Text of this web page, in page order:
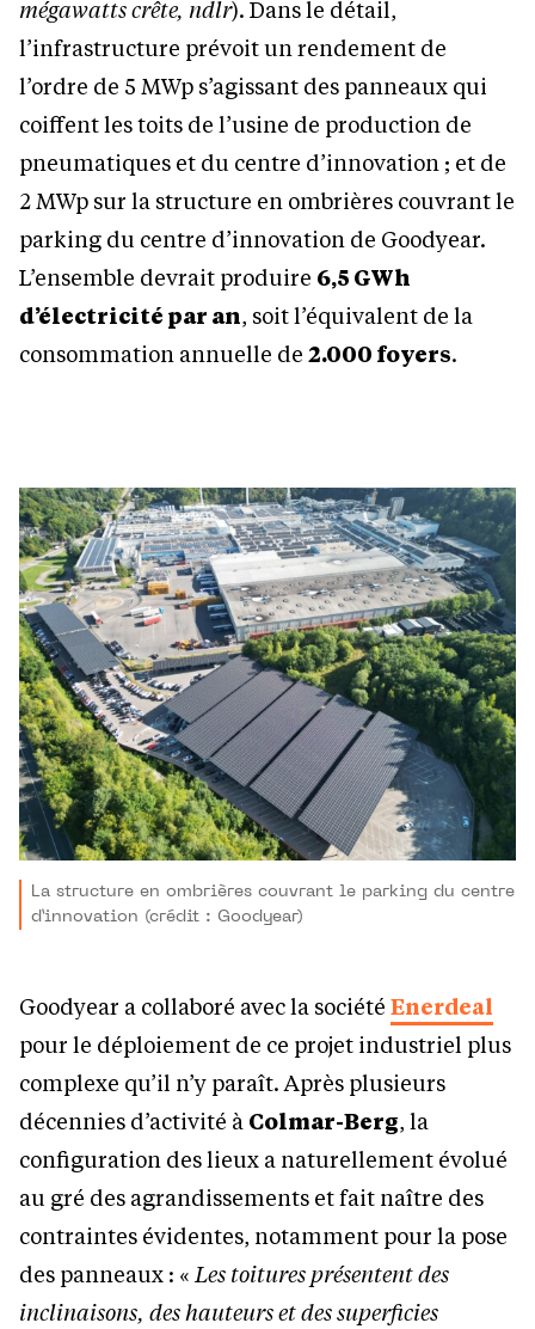
mégawatts crête, ndlr). Dans le détail,
l’infrastructure prévoit un rendement de
l’ordre de 5 MWp s’agissant des panneaux qui
coiffent les toits de l’usine de production de
pneumatiques et du centre d’innovation ; et de
2 MWp sur la structure en ombrières couvrant le
parking du centre d’innovation de Goodyear.
L’ensemble devrait produire 6,5 GWh
d’électricité par an, soit l’équivalent de la
consommation annuelle de 2.000 foyers.
La structure en ombrières couvrant le parking du centre
d’innovation (crédit : Goodyear)
Goodyear a collaboré avec la société Enerdeal
pour le déploiement de ce projet industriel plus
complexe qu’il n’y paraît. Après plusieurs
décennies d’activité à Colmar-Berg, la
configuration des lieux a naturellement évolué
au gré des agrandissements et fait naître des
contraintes évidentes, notamment pour la pose
des panneaux : « Les toitures présentent des
inclinaisons, des hauteurs et des superficies